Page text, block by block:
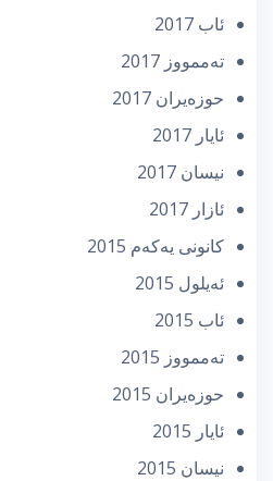
ئاب 2017
تەممووز 2017
حوزه‌یران 2017
ئایار 2017
نیسان 2017
ئازار 2017
كانونی یه‌كه‌م 2015
ئه‌یلول 2015
ئاب 2015
تەممووز 2015
حوزه‌یران 2015
ئایار 2015
نیسان 2015